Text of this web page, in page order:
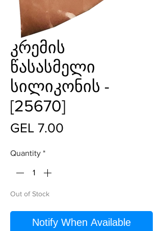
კრემის
წასასმელი
სილიკონის -
[25670]
GEL 7.00
Quantity *
Out of Stock
Notify When Available